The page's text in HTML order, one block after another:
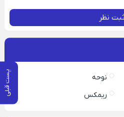
پست قبلی
ثبت نظر
نوحه
ریمکس